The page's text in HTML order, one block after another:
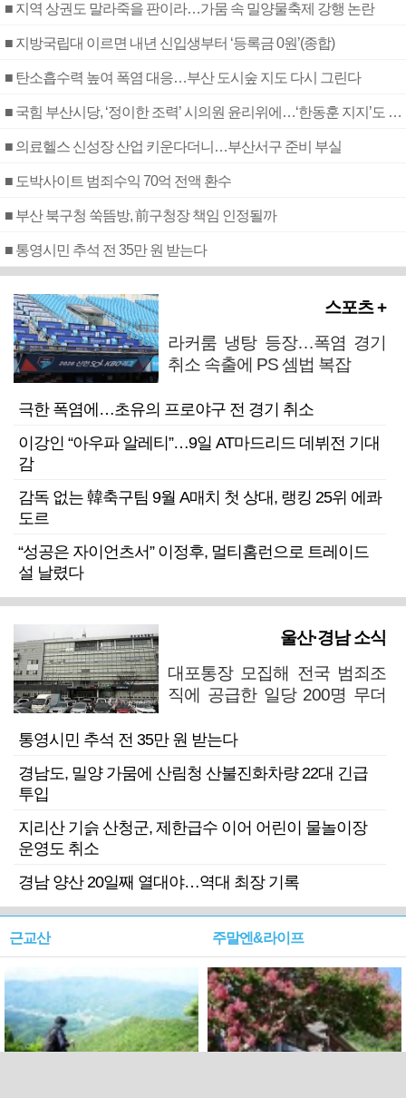
■ 지역 상권도 말라죽을 판이라…가뭄 속 밀양물축제 강행 논란
■ 지방국립대 이르면 내년 신입생부터 ‘등록금 0원’(종합)
■ 탄소흡수력 높여 폭염 대응…부산 도시숲 지도 다시 그린다
■ 국힘 부산시당, ‘정이한 조력’ 시의원 윤리위에…‘한동훈 지지’도 신고접수
■ 의료헬스 신성장 산업 키운다더니…부산서구 준비 부실
■ 도박사이트 범죄수익 70억 전액 환수
■ 부산 북구청 쑥뜸방, 前구청장 책임 인정될까
■ 통영시민 추석 전 35만 원 받는다
스포츠 +
라커룸 냉탕 등장…폭염 경기
취소 속출에 PS 셈법 복잡
극한 폭염에…초유의 프로야구 전 경기 취소
이강인 “아우파 알레티”…9일 AT마드리드 데뷔전 기대
감
감독 없는 韓축구팀 9월 A매치 첫 상대, 랭킹 25위 에콰
도르
“성공은 자이언츠서” 이정후, 멀티홈런으로 트레이드
설 날렸다
울산·경남 소식
대포통장 모집해 전국 범죄조
직에 공급한 일당 200명 무더
통영시민 추석 전 35만 원 받는다
경남도, 밀양 가뭄에 산림청 산불진화차량 22대 긴급
투입
지리산 기슭 산청군, 제한급수 이어 어린이 물놀이장
운영도 취소
경남 양산 20일째 열대야…역대 최장 기록
근교산 주말엔&라이프